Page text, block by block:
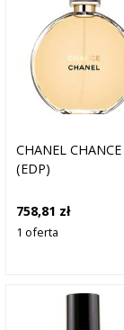
CHANEL CHANCE
(EDP)
758,81 zł
1 oferta